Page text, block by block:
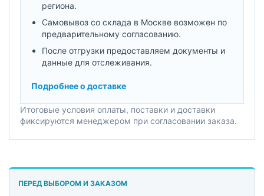
региона.
Самовывоз со склада в Москве возможен по
предварительному согласованию.
После отгрузки предоставляем документы и
данные для отслеживания.
Подробнее о доставке
Итоговые условия оплаты, поставки и доставки
фиксируются менеджером при согласовании заказа.
ПЕРЕД ВЫБОРОМ И ЗАКАЗОМ